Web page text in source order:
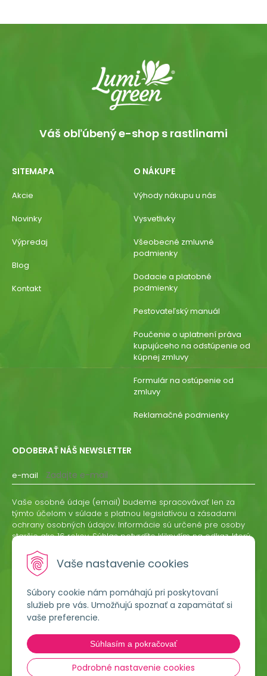
Vaše nastavenie cookies
Súbory cookie nám pomáhajú pri poskytovaní
služieb pre vás. Umožňujú spoznať a zapamätať si
vaše preferencie.
Súhlasím a pokračovať
Podrobné nastavenie cookies
Lumigreen, s.r.o.
Hradská 535
966 54 Tekovské Nemce
Váš obľúbený e-shop s rastlinami
SITEMAPA
Akcie
Novinky
Výpredaj
Blog
Kontakt
O NÁKUPE
Výhody nákupu u nás
Vysvetlivky
Všeobecné zmluvné
podmienky
Dodacie a platobné
podmienky
Pestovateľský manuál
Poučenie o uplatnení práva
kupujúceho na odstúpenie od
kúpnej zmluvy
Formulár na ostúpenie od
zmluvy
Reklamačné podmienky
ODOBERAŤ NÁŠ NEWSLETTER
e-mail
ODOBERAŤ
Vaše osobné údaje (email) budeme spracovávať len za
týmto účelom v súlade s platnou legislatívou a zásadami
ochrany osobných údajov. Informácie sú určené pre osoby
staršie ako 16 rokov. Súhlas potvrdíte kliknutím na odkaz, ktorý
odvolať písomne, emailom alebo kliknutím na odkaz z
ktoréhokoľvek informačného emailu.